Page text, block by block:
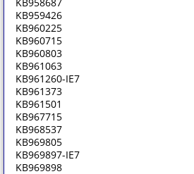
KB959426
KB960225
KB960715
KB960803
KB961063
KB961260-IE7
KB961373
KB961501
KB967715
KB968537
KB969805
KB969897-IE7
KB969898